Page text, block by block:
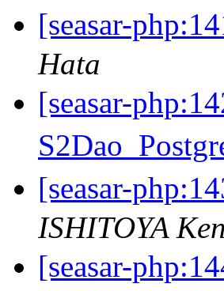
[seasar-
Hata
[seasar-
[seasar-
ISHITOYA
[seasar-